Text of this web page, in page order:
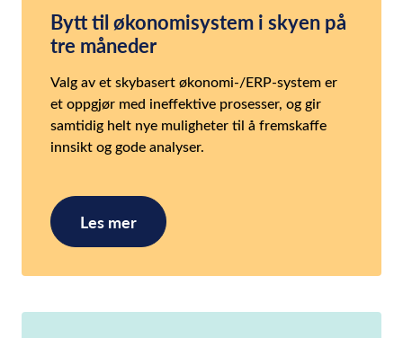
Bytt til økonomisystem i skyen på
tre måneder
Valg av et skybasert økonomi-/ERP-system er
et oppgjør med ineffektive prosesser, og gir
samtidig helt nye muligheter til å fremskaffe
innsikt og gode analyser.
Les mer